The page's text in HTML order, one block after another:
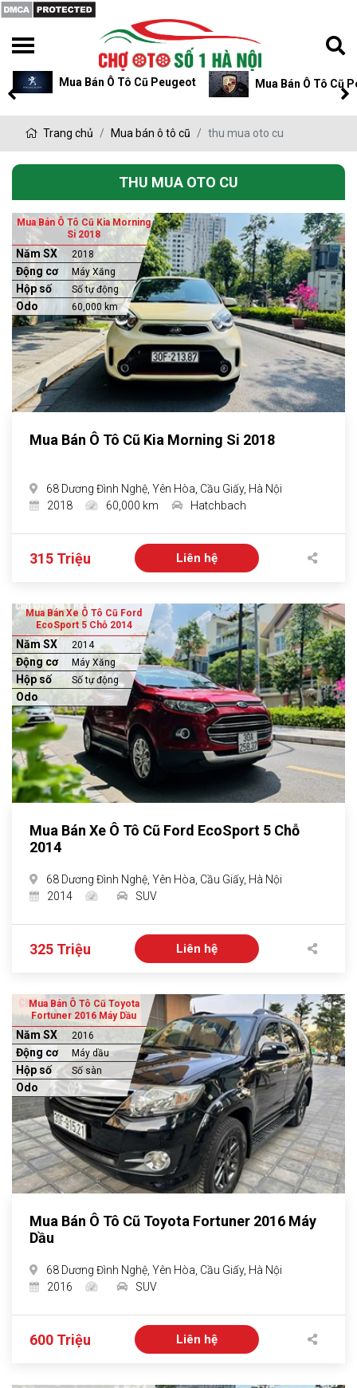
Mua Bán Ô Tô Cũ Peugeot Mua Bán Ô Tô Cũ
Trang chủ Mua bán ô tô cũ thu mua oto cu
THU MUA OTO CU
Mua Bán Ô Tô Cũ Kia Morning
Si 2018
Năm SX 2018
Động cơ Máy Xăng
Hộp số Số tự động
Odo 60,000 km
Mua Bán Ô Tô Cũ Kia Morning Si 2018
68 Dương Đình Nghệ, Yên Hòa, Cầu Giấy, Hà Nội
2018
60,000 km Hatchbach
315 Triệu Liên hệ
Mua Bán Xe Ô Tô Cũ Ford
EcoSport 5 Chỗ 2014
Năm SX 2014
Động cơ Máy Xăng
Hộp số Số tự động
Odo
Mua Bán Xe Ô Tô Cũ Ford EcoSport 5 Chỗ
2014
68 Dương Đình Nghệ, Yên Hòa, Cầu Giấy, Hà Nội
2014
SUV
325 Triệu Liên hệ
Mua Bán Ô Tô Cũ Toyota
Fortuner 2016 Máy Dầu
Năm SX 2016
Động cơ Máy dầu
Hộp số Số sàn
Odo
Mua Bán Ô Tô Cũ Toyota Fortuner 2016 Máy
Dầu
68 Dương Đình Nghệ, Yên Hòa, Cầu Giấy, Hà Nội
2016
SUV
600 Triệu Liên hệ